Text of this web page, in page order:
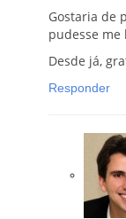
Gostaria de
pudesse me
Desde já,
Responder